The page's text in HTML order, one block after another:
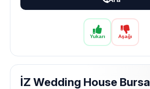
Yukarı Aşağı
İZ Wedding House Bursa